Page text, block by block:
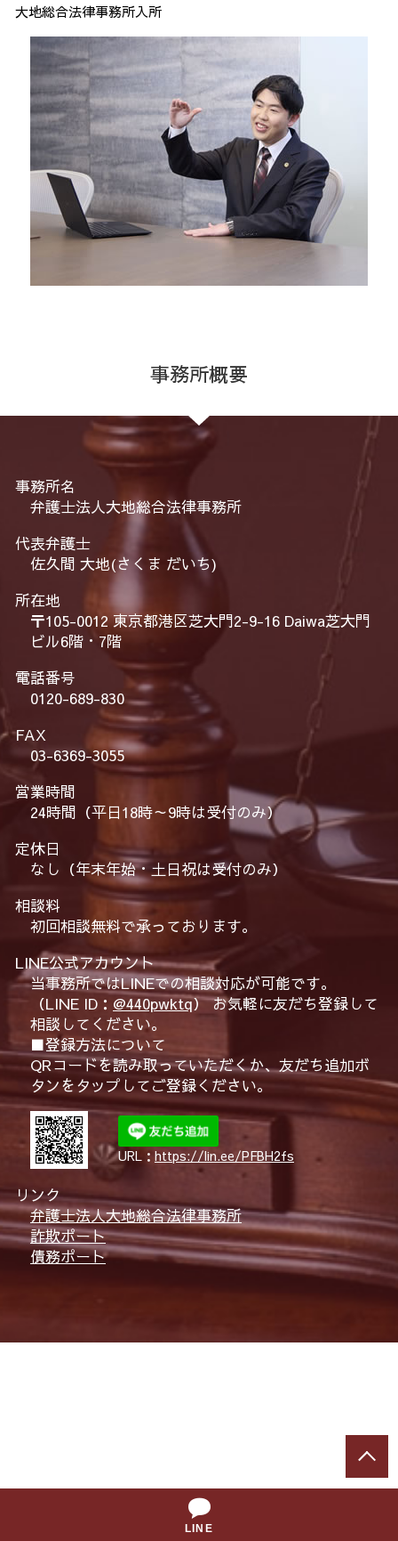
大地総合法律事務所入所
事務所概要
事務所名
弁護士法人大地総合法律事務所
代表弁護士
佐久間 大地(さくま だいち)
所在地
〒105-0012 東京都港区芝大門2-9-16 Daiwa芝大門
ビル6階・7階
電話番号
0120-689-830
FAX
03-6369-3055
営業時間
24時間（平日18時～9時は受付のみ）
定休日
なし（年末年始・土日祝は受付のみ）
相談料
初回相談無料で承っております。
LINE公式アカウント
当事務所ではLINEでの相談対応が可能です。
（LINE ID： @440pwktq） お気軽に友だち登録して
相談してください。
■登録方法について
QRコードを読み取っていただくか、友だち追加ボ
タンをタップしてご登録ください。
URL： https://lin.ee/PFBH2fs
リンク
弁護士法人大地総合法律事務所
詐欺ポート
債務ポート